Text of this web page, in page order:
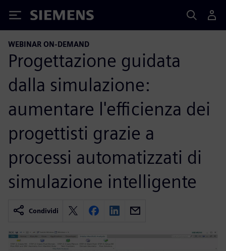
Siemens
WEBINAR ON-DEMAND
Progettazione guidata
dalla simulazione:
aumentare l'efficienza dei
progettisti grazie a
processi automatizzati di
simulazione intelligente
Condividi